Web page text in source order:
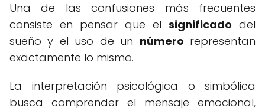
Una de las confusiones más frecuentes
consiste en pensar que el significado del
sueño y el uso de un número representan
exactamente lo mismo.
La interpretación psicológica o simbólica
busca comprender el mensaje emocional,